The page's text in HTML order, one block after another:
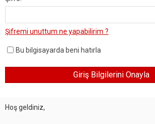
Şifremi unuttum ne yapabilirim ?
Bu bilgisayarda beni hatırla
Hoş geldiniz,